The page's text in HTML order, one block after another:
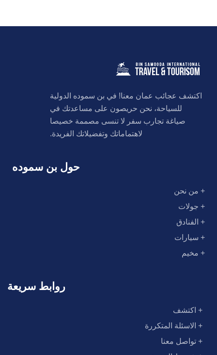
اكتشف عجائب عمان معنا! في بن سموده الدولية
للسياحة، نحن حريصون على مساعدتك في
صياغة تجارب سفر لا تنسى مصممة خصيصا
لاهتماماتك وتفضيلاتك الفريدة.
حول بن سموده
+ من نحن
+ جولات
+ الفنادق
+ سيارات
+ مخيم
روابط سريعة
+ اكتشف
+ الاسئلة المتكررة
+ تواصل معنا